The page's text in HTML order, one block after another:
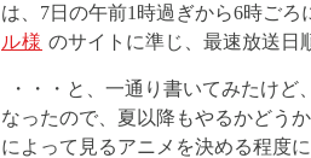
は、7日の午前1時過ぎから6時ご
ル様 のサイトに準じ、最速放送日
・・・と、一通り書いてみたけ
なったので、夏以降もやるかどう
によって見るアニメを決める程度